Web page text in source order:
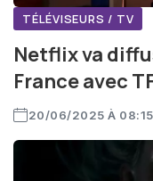
TÉLÉVISEURS / TV
Netflix va
France avec
20/06/2025 À 08:15